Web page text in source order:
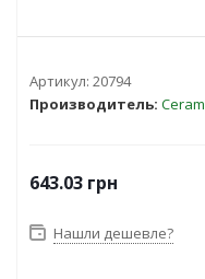
Артикул: 20794
Производитель:
643.03 грн
Нашли дешевле?